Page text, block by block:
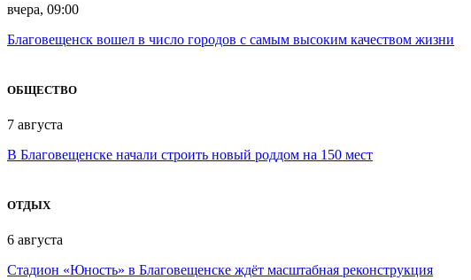
вчера, 09:00
Благовещенск вошел в число городов с самым высоким качеством жизни
ОБЩЕСТВО
7 августа
В Благовещенске начали строить новый роддом на 150 мест
ОТДЫХ
6 августа
Стадион «Юность» в Благовещенске ждёт масштабная реконструкция